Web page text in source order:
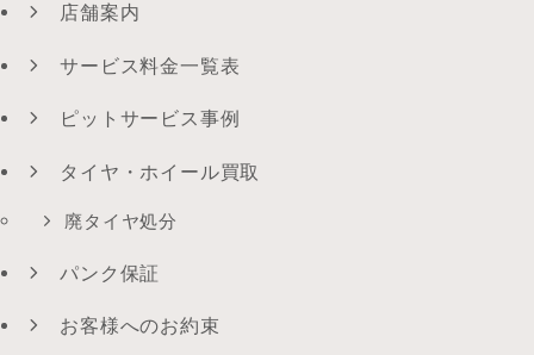
店舗案内
サービス料金一覧表
ピットサービス事例
タイヤ・ホイール買取
廃タイヤ処分
パンク保証
お客様へのお約束